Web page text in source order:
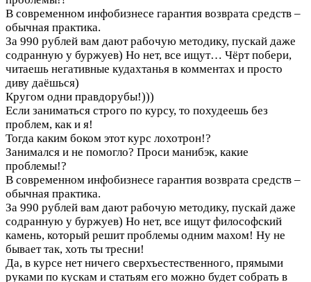
В современном инфобизнесе гарантия возврата средств –
обычная практика.
За 990 рублей вам дают рабочую методику, пускай даже
содранную у буржуев) Но нет, все ищут… Чёрт побери,
читаешь негативные кудахтанья в комментах и просто
диву даёшься)
Кругом одни правдорубы!)))
Если заниматься строго по курсу, то похудеешь без
проблем, как и я!
Тогда каким боком этот курс лохотрон!?
Занимался и не помогло? Проси манибэк, какие
проблемы!?
В современном инфобизнесе гарантия возврата средств –
обычная практика.
За 990 рублей вам дают рабочую методику, пускай даже
содранную у буржуев) Но нет, все ищут философский
камень, который решит проблемы одним махом! Ну не
бывает так, хоть ты тресни!
Да, в курсе нет ничего сверхъестественного, прямыми
руками по кускам и статьям его можно будет собрать в